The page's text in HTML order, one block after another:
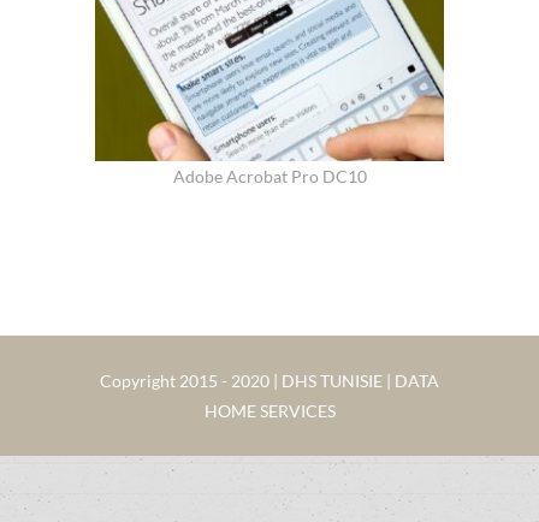
Adobe Acrobat Pro DC10
Copyright 2015 - 2020 | DHS TUNISIE | DATA
HOME SERVICES